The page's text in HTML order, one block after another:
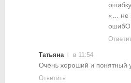
«… не
Татьяна в 11:54
Очень хороший и понятный
Ответить